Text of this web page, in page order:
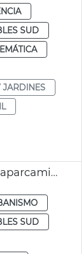
SUD
JARDINES
Modificación PGOU València aparcamientos altura la Torre
SUD